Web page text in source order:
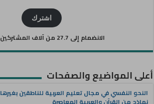
اشترك
الانضمام إلى 27.7 من آلاف المشتركين الآخرين
أعلى المواضيع والصفحات
النحو النفسي في مجال تعليم العربية للناطقين بغيرها
نماذج من القرآن والعربية المعاصرة